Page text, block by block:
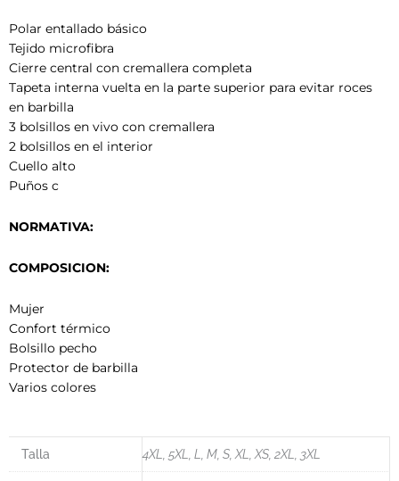
Polar entallado básico
Tejido microfibra
Cierre central con cremallera completa
Tapeta interna vuelta en la parte superior para evitar roces
en barbilla
3 bolsillos en vivo con cremallera
2 bolsillos en el interior
Cuello alto
Puños c
NORMATIVA:
COMPOSICION:
Mujer
Confort térmico
Bolsillo pecho
Protector de barbilla
Varios colores
Talla 4XL, 5XL, L, M, S, XL, XS, 2XL, 3XL